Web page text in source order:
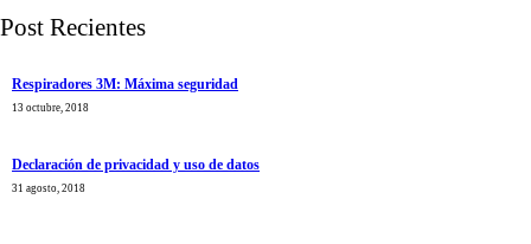
Post Recientes
Respiradores 3M: Máxima seguridad
13 octubre, 2018
Declaración de privacidad y uso de datos
31 agosto, 2018